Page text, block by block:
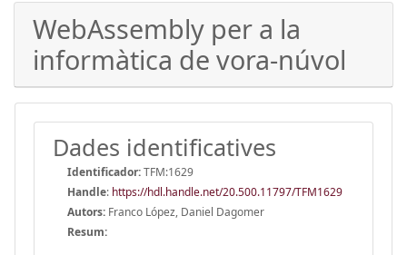
WebAssembly per a la
informàtica de vora-núvol
Dades identificatives
Identificador:TFM:1629
Handle: https://hdl.handle.net/20.500.11797/TFM1629
Autors: Franco López, Daniel Dagomer
Resum: